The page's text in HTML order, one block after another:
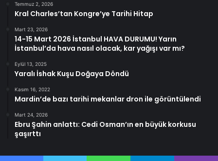
Temmuz 2, 2026
Kral Charles’tan Kongre’ye Tarihi Hitap
Mart 23, 2026
14-15 Mart 2026 İstanbul HAVA DURUMU! Yarın
İstanbul’da hava nasıl olacak, kar yağışı var mı?
Eylül 13, 2025
Yaralı İshak Kuşu Doğaya Döndü
Kasım 16, 2022
Mardin’de bazı tarihi mekanlar dron ile görüntülendi
Mart 24, 2026
Ebru Şahin anlattı: Cedi Osman’ın en büyük korkusu
şaşırttı